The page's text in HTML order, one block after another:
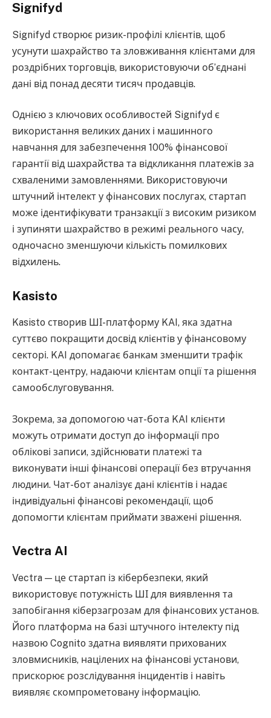
Signifyd
Signifyd створює ризик-профілі клієнтів, щоб
усунути шахрайство та зловживання клієнтами для
роздрібних торговців, використовуючи об’єднані
дані від понад десяти тисяч продавців.
Однією з ключових особливостей Signifyd є
використання великих даних і машинного
навчання для забезпечення 100% фінансової
гарантії від шахрайства та відкликання платежів за
схваленими замовленнями. Використовуючи
штучний інтелект у фінансових послугах, стартап
може ідентифікувати транзакції з високим ризиком
і зупиняти шахрайство в режимі реального часу,
одночасно зменшуючи кількість помилкових
відхилень.
Kasisto
Kasisto створив ШІ-платформу KAI, яка здатна
суттєво покращити досвід клієнтів у фінансовому
секторі. KAI допомагає банкам зменшити трафік
контакт-центру, надаючи клієнтам опції та рішення
самообслуговування.
Зокрема, за допомогою чат-бота KAI клієнти
можуть отримати доступ до інформації про
облікові записи, здійснювати платежі та
виконувати інші фінансові операції без втручання
людини. Чат-бот аналізує дані клієнтів і надає
індивідуальні фінансові рекомендації, щоб
допомогти клієнтам приймати зважені рішення.
Vectra AI
Vectra — це стартап із кібербезпеки, який
використовує потужність ШІ для виявлення та
запобігання кіберзагрозам для фінансових установ.
Його платформа на базі штучного інтелекту під
назвою Cognito здатна виявляти прихованих
зловмисників, націлених на фінансові установи,
прискорює розслідування інцидентів і навіть
виявляє скомпрометовану інформацію.